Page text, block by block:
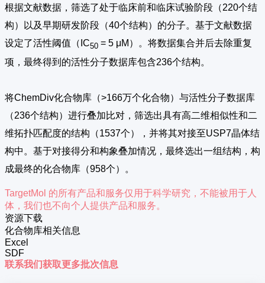
根据文献数据，筛选了处于临床前和临床试验阶段（220个结
构）以及早期研发阶段（40个结构）的分子。基于文献数据
设定了活性阈值（IC50 = 5 μM）。将数据集合并后去除重复
项，最终得到的活性分子数据库包含236个结构。
将ChemDiv化合物库（>166万个化合物）与活性分子数据库
（236个结构）进行叠加比对，筛选出具有高二维相似性和二
维拓扑匹配度的结构（1537个），并将其对接至USP7晶体结
构中。基于对接得分和构象叠加情况，最终选出一组结构，构
成最终的化合物库（958个）。
TargetMol 的所有产品和服务仅用于科学研究，不能被用于人
体，我们也不向个人提供产品和服务。
资源下载
化合物库相关信息
Excel
SDF
联系我们获取更多批次信息